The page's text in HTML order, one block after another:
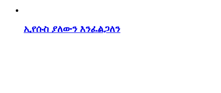
ኢየሱስ ያለውን እንፈልጋለን